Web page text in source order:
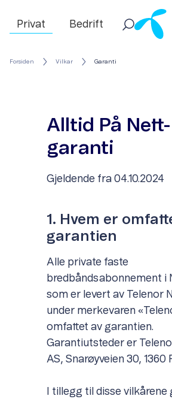
Privat Bedrift
Forsiden Vilkar Garanti
Alltid På Nett-
garanti
Gjeldende fra 04.10.2024
1. Hvem er
garantien
Alle private faste
bredbåndsabonnement i
som er levert av Telenor
under merkevaren
omfattet av garantien.
Garantiutsteder er
AS, Snarøyveien 30, 1360
I tillegg til disse vilkårene